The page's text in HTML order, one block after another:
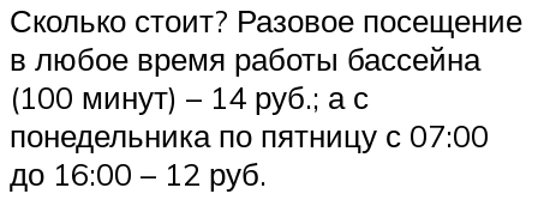
Сколько стоит? Разовое посещение
в любое время работы бассейна
(100 минут) – 14 руб.; а с
понедельника по пятницу с 07:00
до 16:00 – 12 руб.